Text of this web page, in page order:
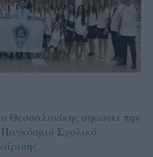
Θεσσαλονίκης σηκώνει την
Σχολικό